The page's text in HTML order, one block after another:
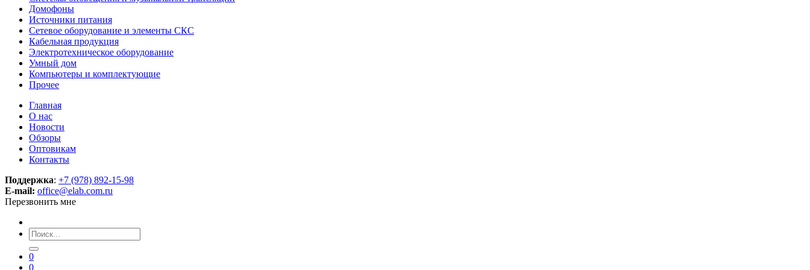
Домофоны
Источники питания
Сетевое оборудование и элементы СКС
Кабельная продукция
Электротехническое оборудование
Умный дом
Компьютеры и комплектующие
Прочее
Главная
О нас
Новости
Обзоры
Оптовикам
Контакты
Поддержка: +7 (978) 892-15-98
E-mail: office@elab.com.ru
Перезвонить мне
0
0